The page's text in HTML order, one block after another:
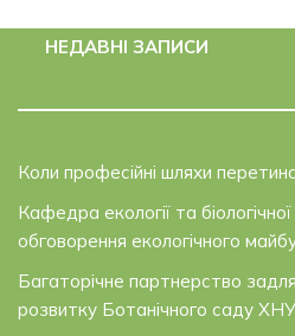
НЕДАВНІ ЗАПИСИ
Коли професійні шляхи
Кафедра екології та
обговорення екологічного
Багаторічне партнерство
розвитку Ботанічного саду ХНУ